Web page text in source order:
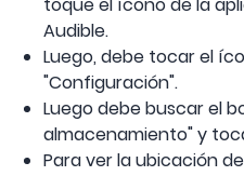
Audible.
Luego, debe tocar el
"Configuración".
Luego debe buscar el
almacenamiento" y
Para ver la ubicación